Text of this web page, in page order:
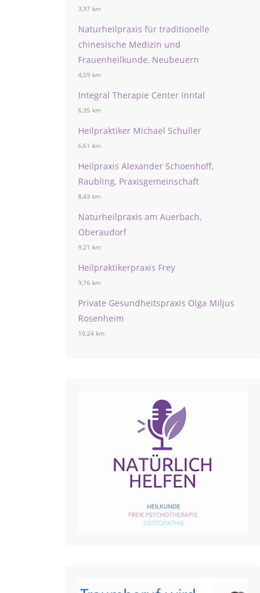
3,37 km
Naturheilpraxis für traditionelle
chinesische Medizin und
Frauenheilkunde, Neubeuern
4,59 km
Integral Therapie Center Inntal
6,35 km
Heilpraktiker Michael Schuller
6,61 km
Heilpraxis Alexander Schoenhoff,
Raubling, Praxisgemeinschaft
8,43 km
Naturheilpraxis am Auerbach,
Oberaudorf
9,21 km
Heilpraktikerpraxis Frey
9,76 km
Private Gesundheitspraxis Olga Miljus
Rosenheim
10,24 km